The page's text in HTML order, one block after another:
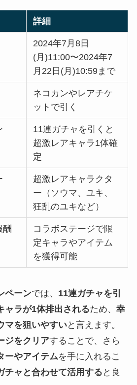
詳細
2024年7月8日
(月)11:00〜2024年7
月22日(月)10:59まで
ネコカンやレアチケ
ットで引く
11連ガチャを引くと
超激レアキャラ1体確
定
超激レアキャラクタ
ー（ソウマ、ユキ、
狂乱のユキなど）
酬
コラボステージで限
定キャラやアイテム
を獲得可能
ペーンでは、 11連ガチャを引
ャラが1体排出されるため、 幸
マを狙いやすいと言えます。
ジをクリアすることで、さら
ーやアイテムを手に入れるこ
チャと合わせて活用する と良